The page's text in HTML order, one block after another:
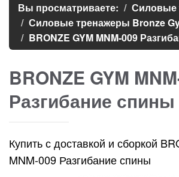
Вы просматриваете:
Силовые
Силовые тренажеры Bronze
BRONZE GYM MNM-009
BRONZE GYM
Разгибание спины
Купить с доставкой и сборкой
MNM-009 Разгибание спины